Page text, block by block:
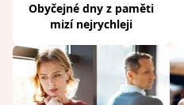
Obyčejné dny z paměti
mizí nejrychleji